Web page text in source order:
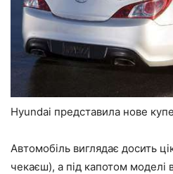
Hyundai представила нове купе
Автомобіль виглядає досить
чекаєш), а під капотом моделі